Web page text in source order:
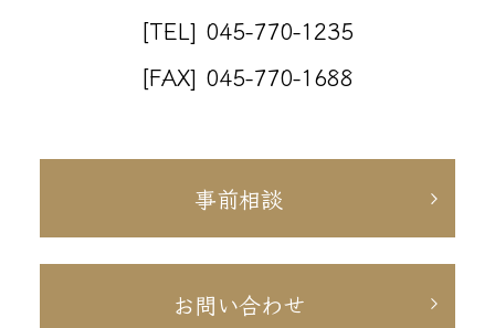
[TEL] 045-770-1235
[FAX] 045-770-1688
事前相談
お問い合わせ